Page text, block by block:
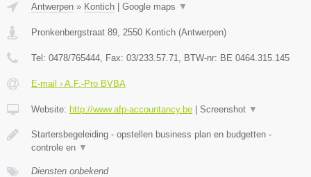
Antwerpen » Kontich Google maps ▼
Pronkenbergstraat 89 2550 Kontich (Antwerpen)
Tel: 0478/765444 , Fax: 03/233.57.71 , BTW-nr: BE 0464.315.145
E-mail › A.F.-Pro BVBA
Website: http://www.afp-accountancy.be Screenshot ▼
Startersbegeleiding - opstellen business plan en budgetten -
controle en ▼
Diensten onbekend